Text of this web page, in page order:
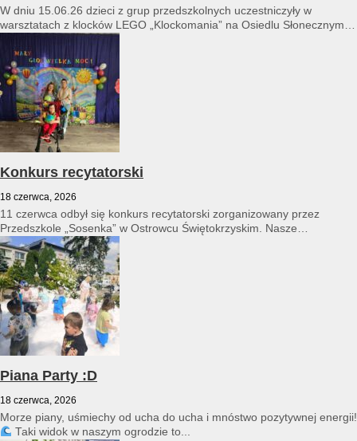
W dniu 15.06.26 dzieci z grup przedszkolnych uczestniczyły w
warsztatach z klocków LEGO „Klockomania” na Osiedlu Słonecznym
Konkurs recytatorski
18 czerwca, 2026
11 czerwca odbył się konkurs recytatorski zorganizowany przez
Przedszkole „Sosenka” w Ostrowcu Świętokrzyskim. Nasze
przedszkole reprezentował Franciszek Karpiński...
Piana Party :D
18 czerwca, 2026
Morze piany, uśmiechy od ucha do ucha i mnóstwo pozytywnej energii!
Taki widok w naszym ogrodzie to...